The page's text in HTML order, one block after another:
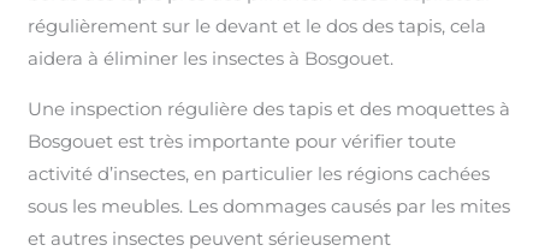
régulièrement sur le devant et le dos des tapis, cela
aidera à éliminer les insectes à Bosgouet.
Une inspection régulière des tapis et des moquettes à
Bosgouet est très importante pour vérifier toute
activité d’insectes, en particulier les régions cachées
sous les meubles. Les dommages causés par les mites
et autres insectes peuvent sérieusement